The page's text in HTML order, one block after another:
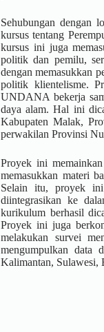
Sehubungan dengan
kursus tentang
kursus ini juga
politik dan pemilu,
dengan memasukkan
politik klientelisme.
UNDANA bekerja
daya alam. Hal ini
Kabupaten Malak,
perwakilan Provinsi
Proyek ini
memasukkan materi
Selain itu, proyek ini
diintegrasikan ke
kurikulum berhasil
Proyek ini juga
melakukan survei
mengumpulkan data
Kalimantan, Sulawesi,